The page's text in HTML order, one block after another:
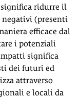
ridurre il
(presenti
efficace dal
i potenziali
significa
dei futuri ed
attraverso
e locali da